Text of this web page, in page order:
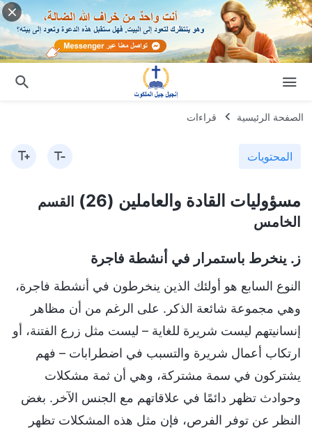
الصفحة الرئيسية قراءات
المحتويات
مسؤوليات القادة والعاملين (26)
القسم
الخامس
ز. ينخرط باستمرار في أنشطة فاجرة
النوع السابع هو أولئك الذين ينخرطون في أنشطة فاجرة،
وهي مجموعة شائعة الذكر. على الرغم من أن مظاهر
إنسانيتهم ليست شريرة للغاية – ليست مثل زرع الفتنة، أو
ارتكاب أعمال شريرة والتسبب في اضطرابات – فهم
يشتركون في سمة مشتركة، وهي أن ثمة مشكلات
وحوادث تظهر دائمًا في علاقاتهم مع الجنس الآخر. بغض
النظر عن توفر الفرص، فإن مثل هذه المشكلات تظهر